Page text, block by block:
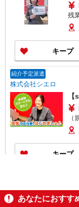
残
+
万円支給
ィブ支給
有
キープ
紹介予定派遣
株式会社シエロ
（規定あ
+゜
頂
い
+
キープ
【
あなたにおすす